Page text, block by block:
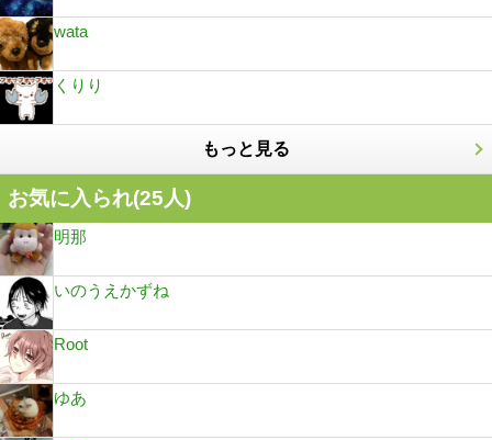
wata
くりり
もっと見る
お気に入られ(25人)
明那
いのうえかずね
Root
ゆあ